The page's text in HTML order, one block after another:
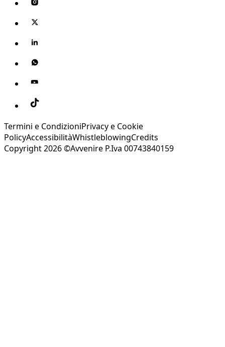
Termini e CondizioniPrivacy e Cookie
PolicyAccessibilitàWhistleblowingCredits
Copyright 2026 ©Avvenire P.Iva 00743840159